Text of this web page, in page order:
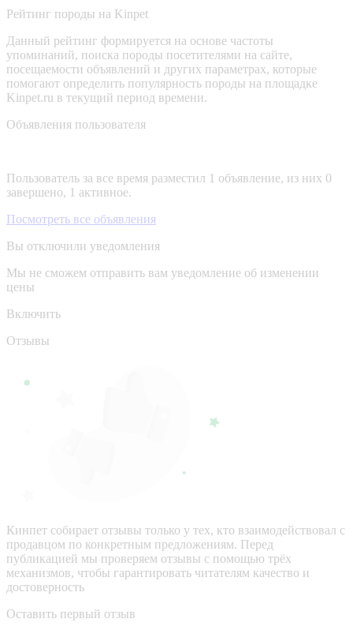
Рейтинг породы на Kinpet
Данный рейтинг формируется на основе частоты
упоминаний, поиска породы посетителями на сайте,
посещаемости объявлений и других параметрах, которые
помогают определить популярность породы на площадке
Kinpet.ru в текущий период времени.
Объявления пользователя
Пользователь за все время разместил 1 объявление, из них 0
завершено, 1 активное.
Посмотреть все объявления
Вы отключили уведомления
Мы не сможем отправить вам уведомление об изменении
цены
Включить
Отзывы
Кинпет собирает отзывы только у тех, кто взаимодействовал с
продавцом по конкретным предложениям. Перед
публикацией мы проверяем отзывы с помощью трёх
механизмов, чтобы гарантировать читателям качество и
достоверность
Оставить первый отзыв